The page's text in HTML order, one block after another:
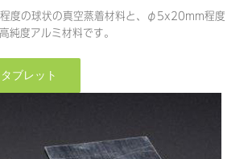
度の球状の真空蒸着材料と、φ5x20mm程度
純度アルミ材料です。
タブレット